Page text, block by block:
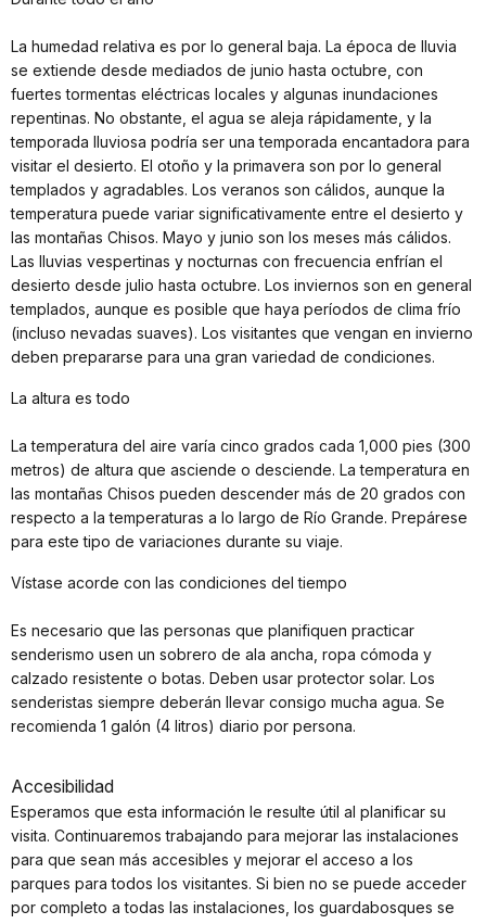
La humedad relativa es por lo general baja. La época de lluvia
se extiende desde mediados de junio hasta octubre, con
fuertes tormentas eléctricas locales y algunas inundaciones
repentinas. No obstante, el agua se aleja rápidamente, y la
temporada lluviosa podría ser una temporada encantadora para
visitar el desierto. El otoño y la primavera son por lo general
templados y agradables. Los veranos son cálidos, aunque la
temperatura puede variar significativamente entre el desierto y
las montañas Chisos. Mayo y junio son los meses más cálidos.
Las lluvias vespertinas y nocturnas con frecuencia enfrían el
desierto desde julio hasta octubre. Los inviernos son en general
templados, aunque es posible que haya períodos de clima frío
(incluso nevadas suaves). Los visitantes que vengan en invierno
deben prepararse para una gran variedad de condiciones.
La altura es todo
La temperatura del aire varía cinco grados cada 1,000 pies (300
metros) de altura que asciende o desciende. La temperatura en
las montañas Chisos pueden descender más de 20 grados con
respecto a la temperaturas a lo largo de Río Grande. Prepárese
para este tipo de variaciones durante su viaje.
Vístase acorde con las condiciones del tiempo
Es necesario que las personas que planifiquen practicar
senderismo usen un sobrero de ala ancha, ropa cómoda y
calzado resistente o botas. Deben usar protector solar. Los
senderistas siempre deberán llevar consigo mucha agua. Se
recomienda 1 galón (4 litros) diario por persona.
Accesibilidad
Esperamos que esta información le resulte útil al planificar su
visita. Continuaremos trabajando para mejorar las instalaciones
para que sean más accesibles y mejorar el acceso a los
parques para todos los visitantes. Si bien no se puede acceder
por completo a todas las instalaciones, los guardabosques se